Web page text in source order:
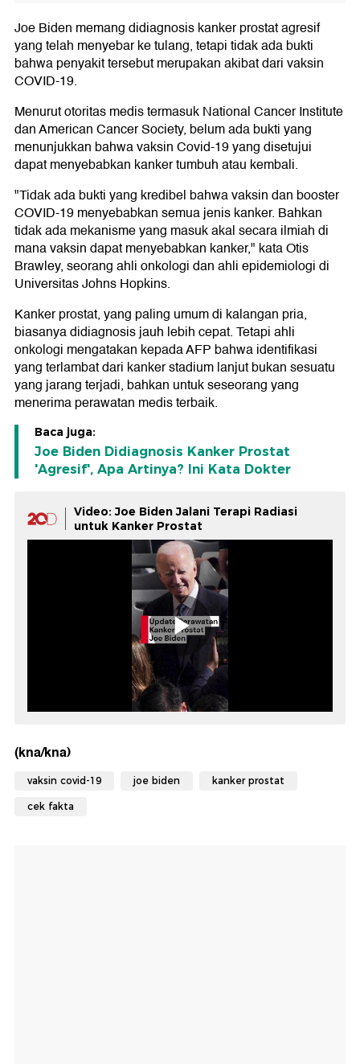
Joe Biden memang didiagnosis kanker prostat agresif
yang telah menyebar ke tulang, tetapi tidak ada bukti
bahwa penyakit tersebut merupakan akibat dari vaksin
COVID-19.
Menurut otoritas medis termasuk National Cancer Institute
dan American Cancer Society, belum ada bukti yang
menunjukkan bahwa vaksin Covid-19 yang disetujui
dapat menyebabkan kanker tumbuh atau kembali.
"Tidak ada bukti yang kredibel bahwa vaksin dan booster
COVID-19 menyebabkan semua jenis kanker. Bahkan
tidak ada mekanisme yang masuk akal secara ilmiah di
mana vaksin dapat menyebabkan kanker," kata Otis
Brawley, seorang ahli onkologi dan ahli epidemiologi di
Universitas Johns Hopkins.
Kanker prostat, yang paling umum di kalangan pria,
biasanya didiagnosis jauh lebih cepat. Tetapi ahli
onkologi mengatakan kepada AFP bahwa identifikasi
yang terlambat dari kanker stadium lanjut bukan sesuatu
yang jarang terjadi, bahkan untuk seseorang yang
menerima perawatan medis terbaik.
Baca juga:
Joe Biden Didiagnosis Kanker Prostat
'Agresif', Apa Artinya? Ini Kata Dokter
Video: Joe Biden Jalani Terapi Radiasi
untuk Kanker Prostat
(kna/kna)
vaksin covid-19 joe biden kanker prostat
cek fakta